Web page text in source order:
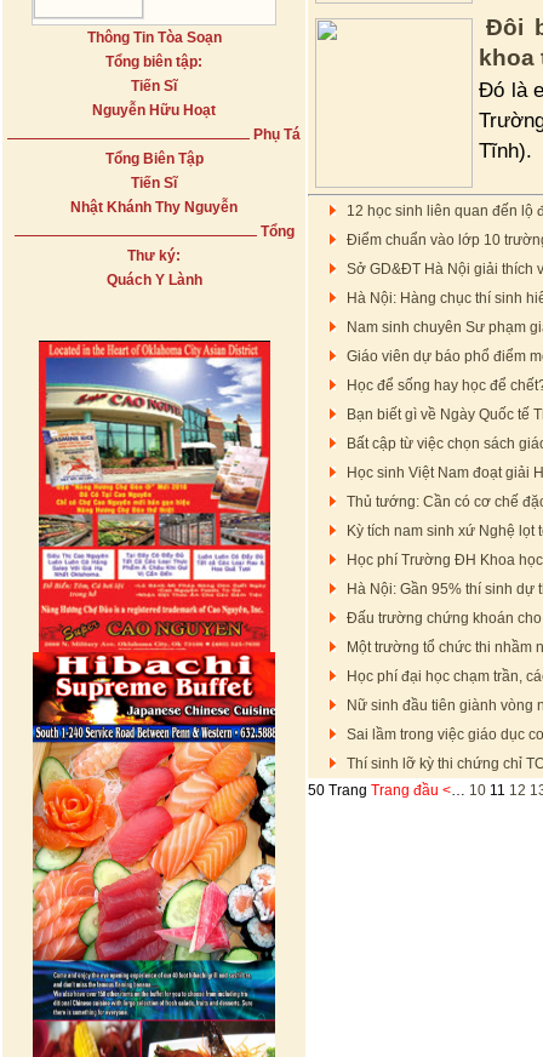
Thông Tin Tòa Soạn
Tổng biên tập:
Tiến Sĩ
Nguyễn Hữu Hoạt
Phụ Tá
Tổng Biên Tập
Tiến Sĩ
Nhật Khánh Thy Nguyễn
Tổng
Thư ký:
Quách Y Lành
Đôi
Đó là
Tĩnh).
12 học sinh liên quan đến lộ
Điểm chuẩn vào lớp 10
Sở GD&ĐT Hà Nội giải thích
Hà Nội: Hàng chục thí sinh
Nam sinh chuyên Sư phạm
Giáo viên dự báo phổ điểm
Học để sống hay học để
Bạn biết gì về Ngày Quốc tế
Bất cập từ việc chọn sách
Học sinh Việt Nam đoạt giải
Thủ tướng: Cần có cơ chế
Kỳ tích nam sinh xứ Nghệ lọt
Học phí Trường ĐH Khoa
Hà Nội: Gần 95% thí sinh dự
Đấu trường chứng khoán
Một trường tổ chức thi nhầm
Học phí đại học chạm trần,
Nữ sinh đầu tiên giành vòng
Sai lầm trong việc giáo dục
Thí sinh lỡ kỳ thi chứng chỉ
50 Trang Trang đầu <… 10 11 12